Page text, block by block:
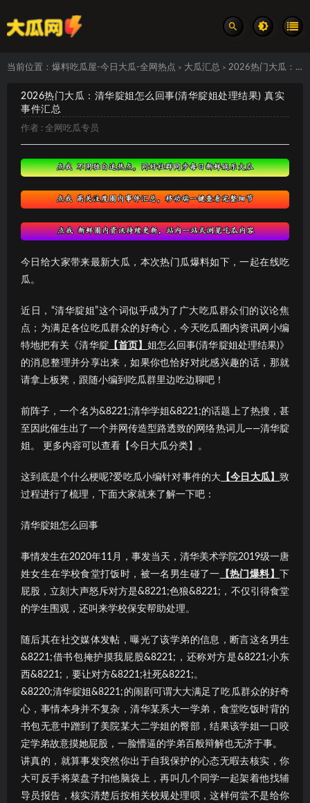
当前位置： 爆料吃瓜屋-今日大瓜-全网热点 > 大瓜汇总 > 2026热门大瓜：清华腚姐怎么回事(清华腚姐处理结果) 真实事件汇总
2026热门大瓜：清华腚姐怎么回事(清华腚姐处理结果) 真实
事件汇总
作者 : 全网吃瓜专员
今日给大家带来最新大瓜，本次热门瓜爆料如下，一起在线吃
瓜。
近日，“清华腚姐”这个词似乎成为了广大吃瓜群众们的议论焦
点；为满足各位吃瓜群众的好奇心，今天吃瓜圈内资讯网小编
特地把有关《清华腚【首页】 姐怎么回事(清华腚姐处理结果)》
的消息整理并分享出来，如果你也恰好对此感兴趣的话，那就
请拿上板凳，跟随小编到吃瓜群里边吃边聊吧！
前阵子，一个名为&8221;清华学姐&8221;的话题上了热搜，甚
至因此催生出了一个并网传造型路透致的网络热词儿——清华腚
姐。 更多内容可以查看【今日大瓜分类】。
这到底是个什么梗呢?爱吃瓜小编针对事件的大 【今日大瓜】致
过程进行了梳理，下面大家就来了解一下吧：
清华腚姐怎么回事
事情发生在2020年11月，事发当天，清华美术学院2019级一唐
姓女生在学校食堂打饭时，被一名男生碰了一 【热门爆料】下
屁股，立刻大声怒斥对方是&8221;色狼&8221;，不仅引得食堂
的学生围观，还叫来学校保安帮助处理。
随后其在社交媒体发帖，曝光了该学弟的信息，断言这名男生
&8221;借书包掩护摸我屁股&8221;，还称对方是&8221;小东
西&8221;，要让对方&8221;社死&8221;。
&8220;清华腚姐&8221;的闹剧可谓大大满足了吃瓜群众的好奇
心，事情本身并不复杂，清华某系大一学弟，食堂吃饭时背的
书包无意中蹭到了美院某大二学姐的臀部，结果该学姐一口咬
定学弟故意摸她屁股，一脸懵逼的学弟百般辩解也无济于事。
讲真的，就算事发突然你出于自我保护的心态无暇去核实，你
大可反手将菜盘子扣他脑袋上，再叫几个同学一起架着他找辅
导员报告，核实清楚后按相关校规处理呗，这样何尝不是给你